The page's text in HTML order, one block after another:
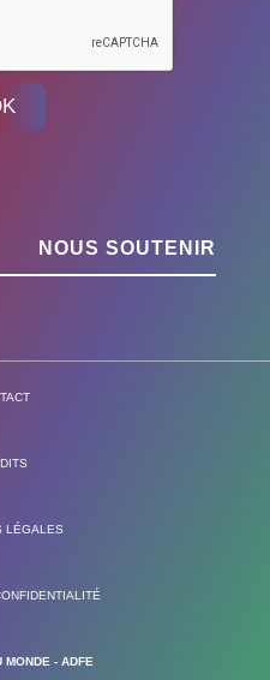
NOUS SOUTENIR
LÉGALES
MONDE - ADFE